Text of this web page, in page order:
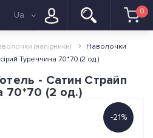
Ua 0
(напірники)
Наволочки
Туреччина 70*70 (2 од.)
- Сатин Страйп
70*70 (2 од.)
-21%